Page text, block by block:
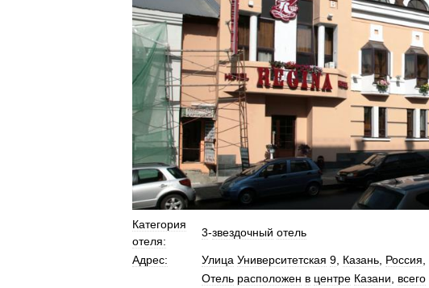
Категория
отеля:
3-звездочный отель
Адрес: Улица Университетская 9 Казань Россия
Отель расположен в центре Казани всего